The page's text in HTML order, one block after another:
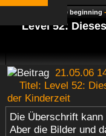
Gagolga - The beginning
Level 52:
21.05.06
Titel: Level 52:
der Kinderzeit
Die Überschrift
Aber die Bilder und